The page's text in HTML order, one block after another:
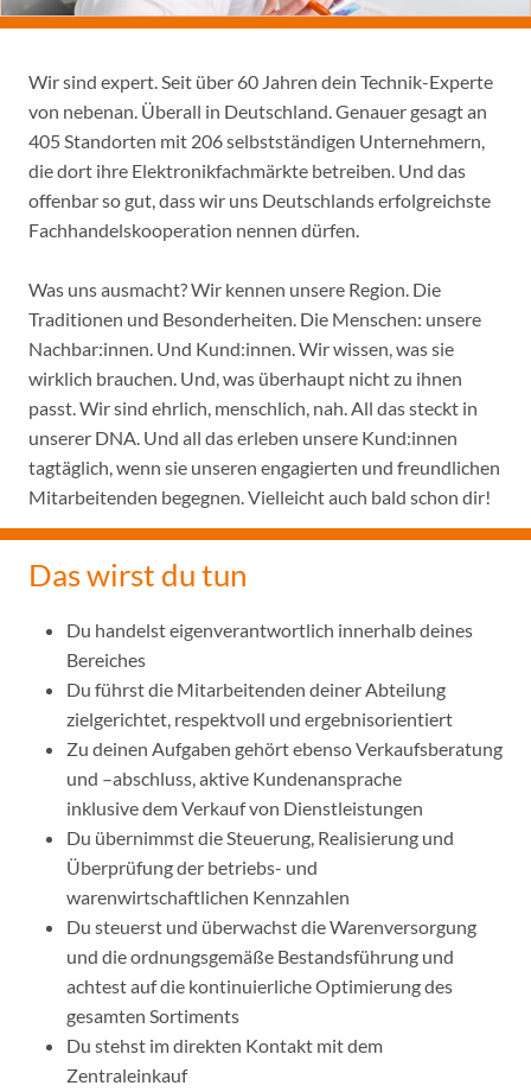
Wir sind expert. Seit über 60 Jahren dein Technik-Experte
von nebenan. Überall in Deutschland. Genauer gesagt an
405 Standorten mit 206 selbstständigen Unternehmern,
die dort ihre Elektronikfachmärkte betreiben. Und das
offenbar so gut, dass wir uns Deutschlands erfolgreichste
Fachhandelskooperation nennen dürfen.
Was uns ausmacht? Wir kennen unsere Region. Die
Traditionen und Besonderheiten. Die Menschen: unsere
Nachbar:innen. Und Kund:innen. Wir wissen, was sie
wirklich brauchen. Und, was überhaupt nicht zu ihnen
passt. Wir sind ehrlich, menschlich, nah. All das steckt in
unserer DNA. Und all das erleben unsere Kund:innen
tagtäglich, wenn sie unseren engagierten und freundlichen
Mitarbeitenden begegnen. Vielleicht auch bald schon dir!
Das wirst du tun
Du handelst eigenverantwortlich innerhalb deines
Bereiches
Du führst die Mitarbeitenden deiner Abteilung
zielgerichtet, respektvoll und ergebnisorientiert
Zu deinen Aufgaben gehört ebenso Verkaufsberatung
und –abschluss, aktive Kundenansprache
inklusive dem Verkauf von Dienstleistungen
Du übernimmst die Steuerung, Realisierung und
Überprüfung der betriebs- und
warenwirtschaftlichen Kennzahlen
Du steuerst und überwachst die Warenversorgung
und die ordnungsgemäße Bestandsführung und
achtest auf die kontinuierliche Optimierung des
gesamten Sortiments
Du stehst im direkten Kontakt mit dem
Zentraleinkauf